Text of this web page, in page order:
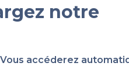
notre
accéderez